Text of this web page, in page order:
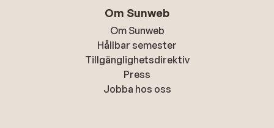
Om Sunweb
Om Sunweb
Hållbar semester
Tillgänglighetsdirektiv
Press
Jobba hos oss